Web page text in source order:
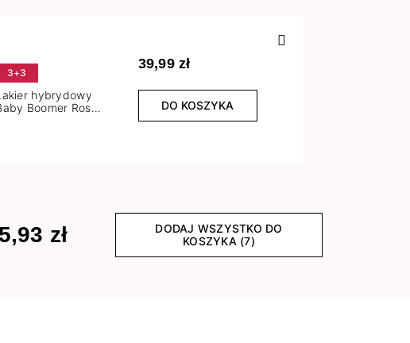
3+3
hybrydowy
Boomer Rose
39,99 zł
DO KOSZYKA
zł
DODAJ WSZYSTKO DO
KOSZYKA (7)